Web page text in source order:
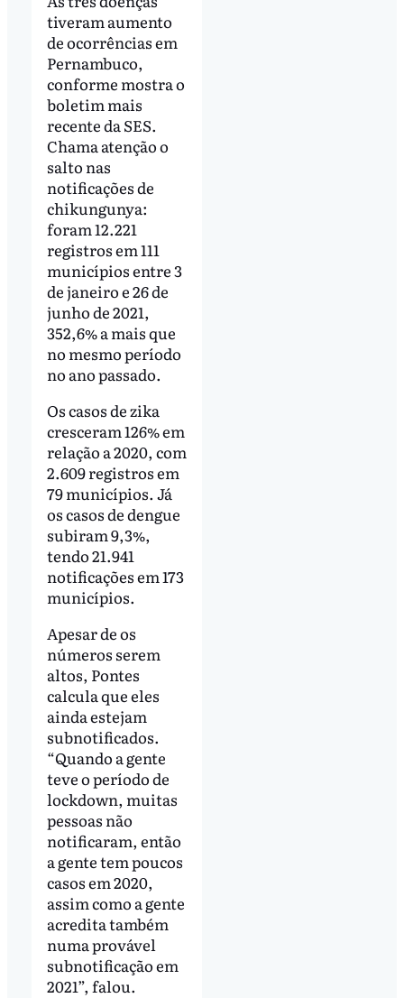
tiveram aumento
de ocorrências em
Pernambuco,
conforme mostra o
boletim mais
recente da SES.
Chama atenção o
salto nas
notificações de
chikungunya:
foram 12.221
registros em 111
municípios entre 3
de janeiro e 26 de
junho de 2021,
352,6% a mais que
no mesmo período
no ano passado.
Os casos de zika
cresceram 126% em
relação a 2020, com
2.609 registros em
79 municípios. Já
os casos de dengue
subiram 9,3%,
tendo 21.941
notificações em 173
municípios.
Apesar de os
números serem
altos, Pontes
calcula que eles
ainda estejam
subnotificados.
“Quando a gente
teve o período de
lockdown, muitas
pessoas não
notificaram, então
a gente tem poucos
casos em 2020,
assim como a gente
acredita também
numa provável
subnotificação em
2021”, falou.